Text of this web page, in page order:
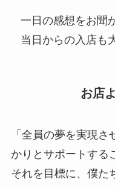
一日の感想をお聞
当日からの入店も
お店
「全員の夢を実現
かりとサポートする
それを目標に、僕た